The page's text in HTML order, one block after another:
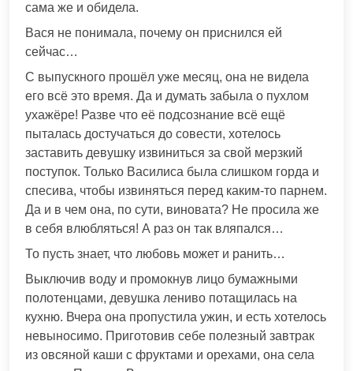
сама же и обидела.
Вася не понимала, почему он приснился ей
сейчас…
С выпускного прошёл уже месяц, она не видела
его всё это время. Да и думать забыла о пухлом
ухажёре! Разве что её подсознание всё ещё
пыталась достучаться до совести, хотелось
заставить девушку извиниться за свой мерзкий
поступок. Только Василиса была слишком горда и
спесива, чтобы извиняться перед каким-то парнем.
Да и в чем она, по сути, виновата? Не просила же
в себя влюбляться! А раз он так вляпался…
То пусть знает, что любовь может и ранить…
Выключив воду и промокнув лицо бумажными
полотенцами, девушка лениво потащилась на
кухню. Вчера она пропустила ужин, и есть хотелось
невыносимо. Приготовив себе полезный завтрак
из овсяной каши с фруктами и орехами, она села